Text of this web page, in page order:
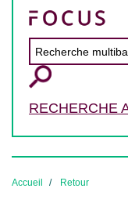
RECHERCHE
Accueil Retour